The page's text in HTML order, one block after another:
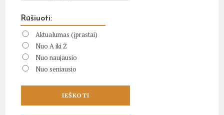
Rūšiuoti:
Aktualumas (įprastai)
Nuo A iki Ž
Nuo naujausio
Nuo seniausio